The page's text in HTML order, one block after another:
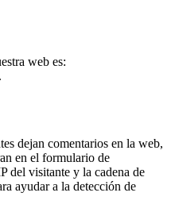
web es:
dejan comentarios en la web,
en el formulario de
del visitante y la cadena de
ayudar a la detección de